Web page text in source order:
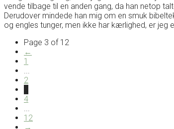
vende tilbage til en anden gang, da han netop
Derudover mindede han mig om en smuk
og engles tunger, men ikke har kærlighed, er
Page 3 of 12
←
1
...
2
4
...
12